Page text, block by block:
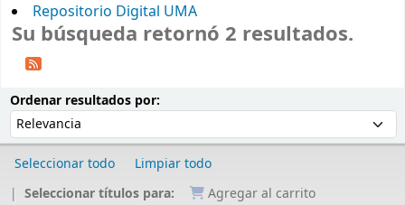
Repositorio Digital UMA
Su búsqueda retornó 2 resultados.
Ordenar resultados por:
Seleccionar todo
Limpiar todo
Seleccionar títulos para:
Agregar al carrito